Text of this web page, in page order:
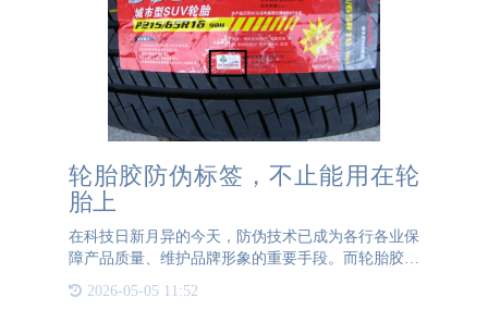
轮胎胶防伪标签，不止能用在轮
胎上
在科技日新月异的今天，防伪技术已成为各行各业保
障产品质量、维护品牌形象的重要手段。而轮胎胶防
案，正以其独特的优势，逐渐跨越传统界限，展现出
2026-05-05 11:52